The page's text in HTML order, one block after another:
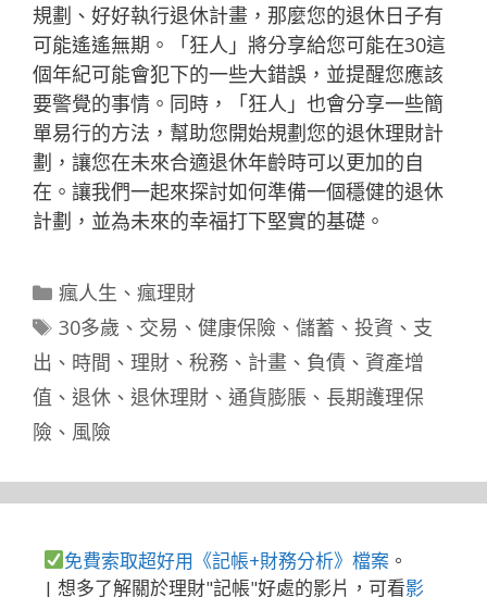
規劃、好好執行退休計畫，那麼您的退休日子有
可能遙遙無期。「狂人」將分享給您可能在30這
個年紀可能會犯下的一些大錯誤，並提醒您應該
要警覺的事情。同時，「狂人」也會分享一些簡
單易行的方法，幫助您開始規劃您的退休理財計
劃，讓您在未來合適退休年齡時可以更加的自
在。讓我們一起來探討如何準備一個穩健的退休
計劃，並為未來的幸福打下堅實的基礎。
分
類
瘋人生 、 瘋理財
標
籤
30多歲 、 交易 、 健康保險 、 儲蓄 、 投資 、 支
出 、 時間 、 理財 、 稅務 、 計畫 、 負債 、 資產增
值 、 退休 、 退休理財 、 通貨膨脹 、 長期護理保
險 、 風險
免費索取超好用《記帳+財務分析》檔案 。
| 想多了解關於理財"記帳"好處的影片，可看影